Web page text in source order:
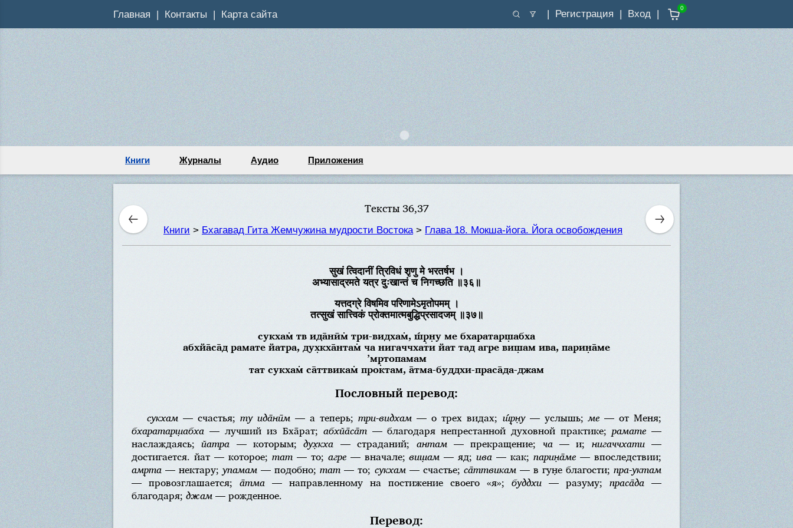
Главная Контакты Карта сайта Регистрация Вход
0
Книги Журналы Аудио Приложения
Тексты 36,37
Книги > Бхагавад Гита Жемчужина мудрости Востока> Глава 18. Мокша-йога. Йога освобождения
सुखं त्विदानीं त्रिविधं शृणु मे भरतर्षभ ।
अभ्यासाद्रमते यत्र दुःखान्तं च निगच्छति ॥३६॥
यत्तदग्रे विषमिव परिणामेऽमृतोपमम् ।
तत्सुखं सात्त्विकं प्रोक्तमात्मबुद्धिप्रसादजम् ॥३७॥
сукхам̇ тв ида̄нӣм̇ три-видхам̇, ш́р̣н̣у ме бхаратарш̣абха
абхйа̄са̄д рамате йатра, дух̣кха̄нтам̇ ча нигаччхати йат тад агре виш̣ам ива, парин̣а̄ме
’мр̣топамам
тат сукхам̇ са̄ттвикам̇ проктам, а̄тма-буддхи-праса̄да-джам
Пословный перевод:
сукхам— счастья; ту ида̄нӣм— а теперь;три-видхам — о трех видах; ш́р̣н̣у— услышь;ме— от Меня;
бхаратарш̣абха — лучший из Бха̄рат; абхйа̄са̄т— благодаря непрестанной духовной практике;рамате —
наслаждаясь;йатра — которым;дух̣кха — страданий; антам— прекращение; ча— и; нигаччхати—
достигается. йат — которое; тат— то; агре— вначале;виш̣ам — яд;ива — как;парин̣а̄ме — впоследствии;
амр̣та — нектару;упамам — подобно;тат — то; сукхам— счастье; са̄ттвикам— в гун̣е благости;пра-уктам
— провозглашается; а̄тма — направленному на постижение своего «я»; буддхи — разуму; праса̄да —
благодаря; джам— рожденное.
Перевод: